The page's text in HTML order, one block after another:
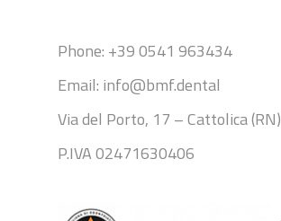
Phone: +39 0541 963434
Email: info@bmf.dental
Via del Porto, 17 – Cattolica (RN)
P.IVA 02471630406